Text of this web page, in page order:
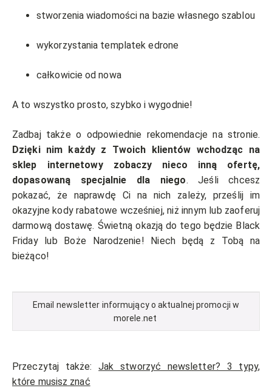
stworzenia wiadomości na bazie własnego szablou
wykorzystania templatek edrone
całkowicie od nowa
A to wszystko prosto, szybko i wygodnie!
Zadbaj także o odpowiednie rekomendacje na stronie.
Dzięki nim każdy z Twoich klientów wchodząc na
sklep internetowy zobaczy nieco inną ofertę,
dopasowaną specjalnie dla niego. Jeśli chcesz
pokazać, że naprawdę Ci na nich zależy, prześlij im
okazyjne kody rabatowe wcześniej, niż innym lub zaoferuj
darmową dostawę. Świetną okazją do tego będzie Black
Friday lub Boże Narodzenie! Niech będą z Tobą na
bieżąco!
Email newsletter informujący o aktualnej promocji w
morele.net ‌‌
Przeczytaj także:Jak stworzyć newsletter? 3 typy,
które musisz znać